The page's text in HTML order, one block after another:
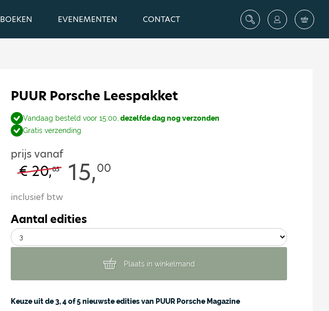
BOEKEN EVENEMENTEN CONTACT
PUUR Porsche Leespakket
Vandaag besteld voor 15:00, dezelfde dag nog verzonden
Gratis verzending
prijs vanaf
€ 20,85 15,00
inclusief btw
Aantal edities
Plaats in winkelmand
Keuze uit de 3, 4 of 5 nieuwste edities van PUUR Porsche Magazine